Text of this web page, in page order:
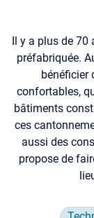
Il y a plus de
préfabriquée.
bénéficier
confortables,
bâtiments
ces
aussi des
propose de